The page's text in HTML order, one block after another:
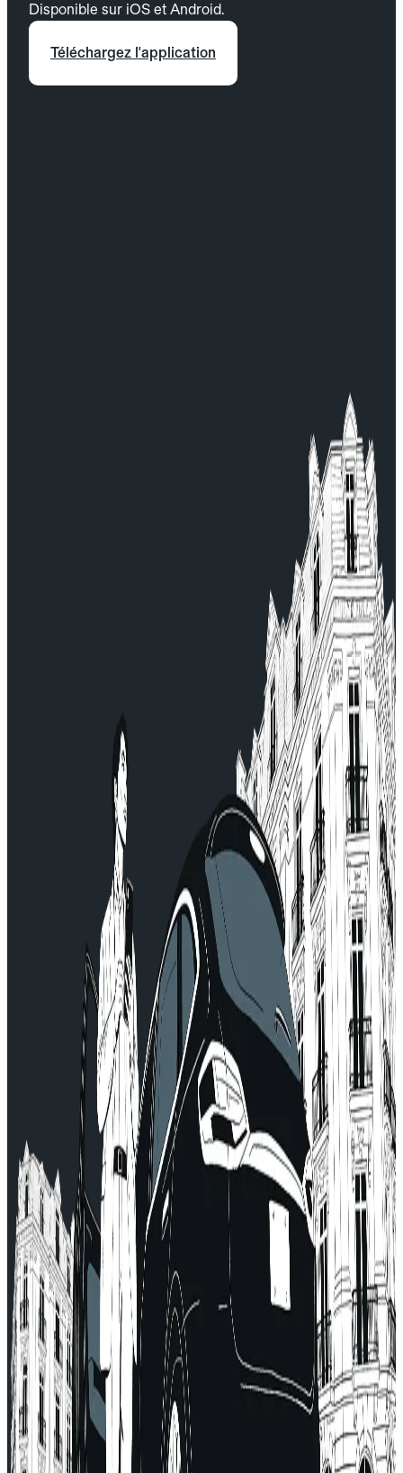
Disponible sur iOS et Android.
Téléchargez l'application